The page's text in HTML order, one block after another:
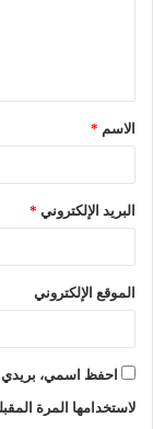
الاسم *
البريد الإلكتروني *
الموقع الإلكتروني
احفظ اسمي، بريدي
لاستخدامها المرة